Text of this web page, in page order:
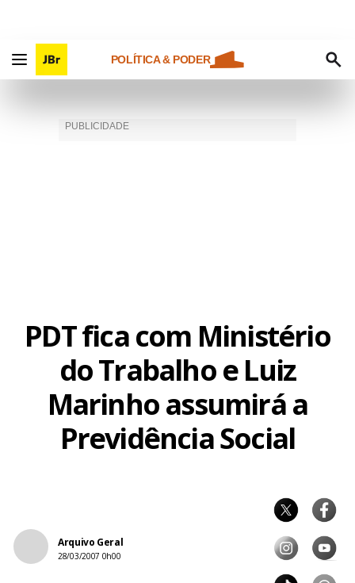
POLÍTICA & PODER
PDT fica com Ministério
do Trabalho e Luiz
Marinho assumirá a
Previdência Social
Arquivo Geral
28/03/2007 0h00